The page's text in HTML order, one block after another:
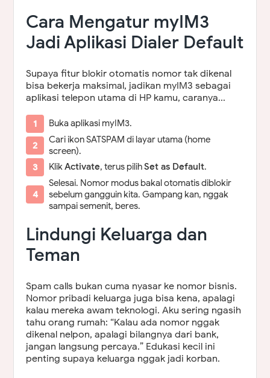
Cara Mengatur myIM3
Jadi Aplikasi Dialer Default
Supaya fitur blokir otomatis nomor tak dikenal
bisa bekerja maksimal, jadikan myIM3 sebagai
aplikasi telepon utama di HP kamu, caranya...
Buka aplikasi myIM3.
Cari ikon SATSPAM di layar utama (home
screen).
KlikActivate, terus pilihSet as Default.
Selesai. Nomor modus bakal otomatis diblokir
sebelum gangguin kita. Gampang kan, nggak
sampai semenit, beres.
Lindungi Keluarga dan
Teman
Spam calls bukan cuma nyasar ke nomor bisnis.
Nomor pribadi keluarga juga bisa kena, apalagi
kalau mereka awam teknologi. Aku sering ngasih
tahu orang rumah: “Kalau ada nomor nggak
dikenal nelpon, apalagi bilangnya dari bank,
jangan langsung percaya.” Edukasi kecil ini
penting supaya keluarga nggak jadi korban.